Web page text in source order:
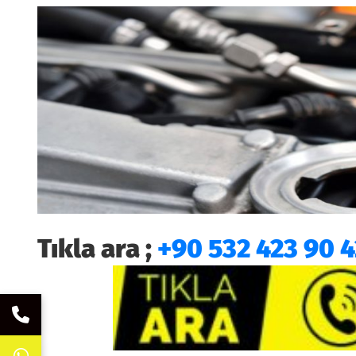
Tıkla ara ; +90 532 423 90